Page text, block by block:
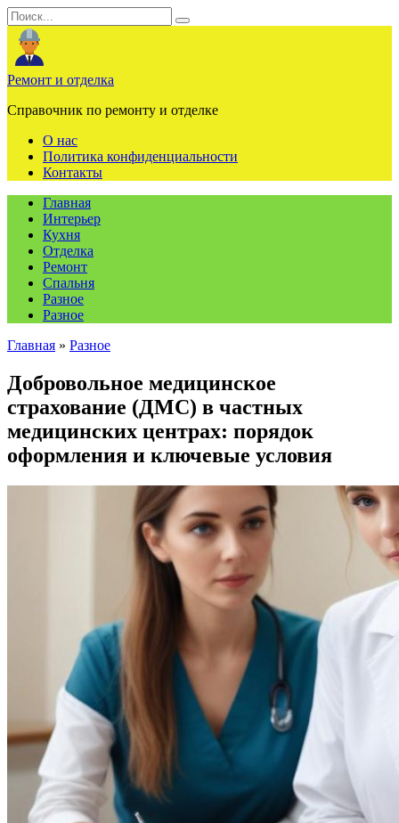
Перейти
к
содержанию
Search
for:
Ремонт и отделка
Справочник по ремонту и отделке
О нас
Политика конфиденциальности
Контакты
Главная
Интерьер
Кухня
Отделка
Ремонт
Спальня
Разное
Разное
Главная » Разное
Добровольное медицинское
страхование (ДМС) в частных
медицинских центрах: порядок
оформления и ключевые условия